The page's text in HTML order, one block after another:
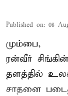
Published on: 08
மும்பை,
ரன்வீர்
தளத்தில்
சாதனை